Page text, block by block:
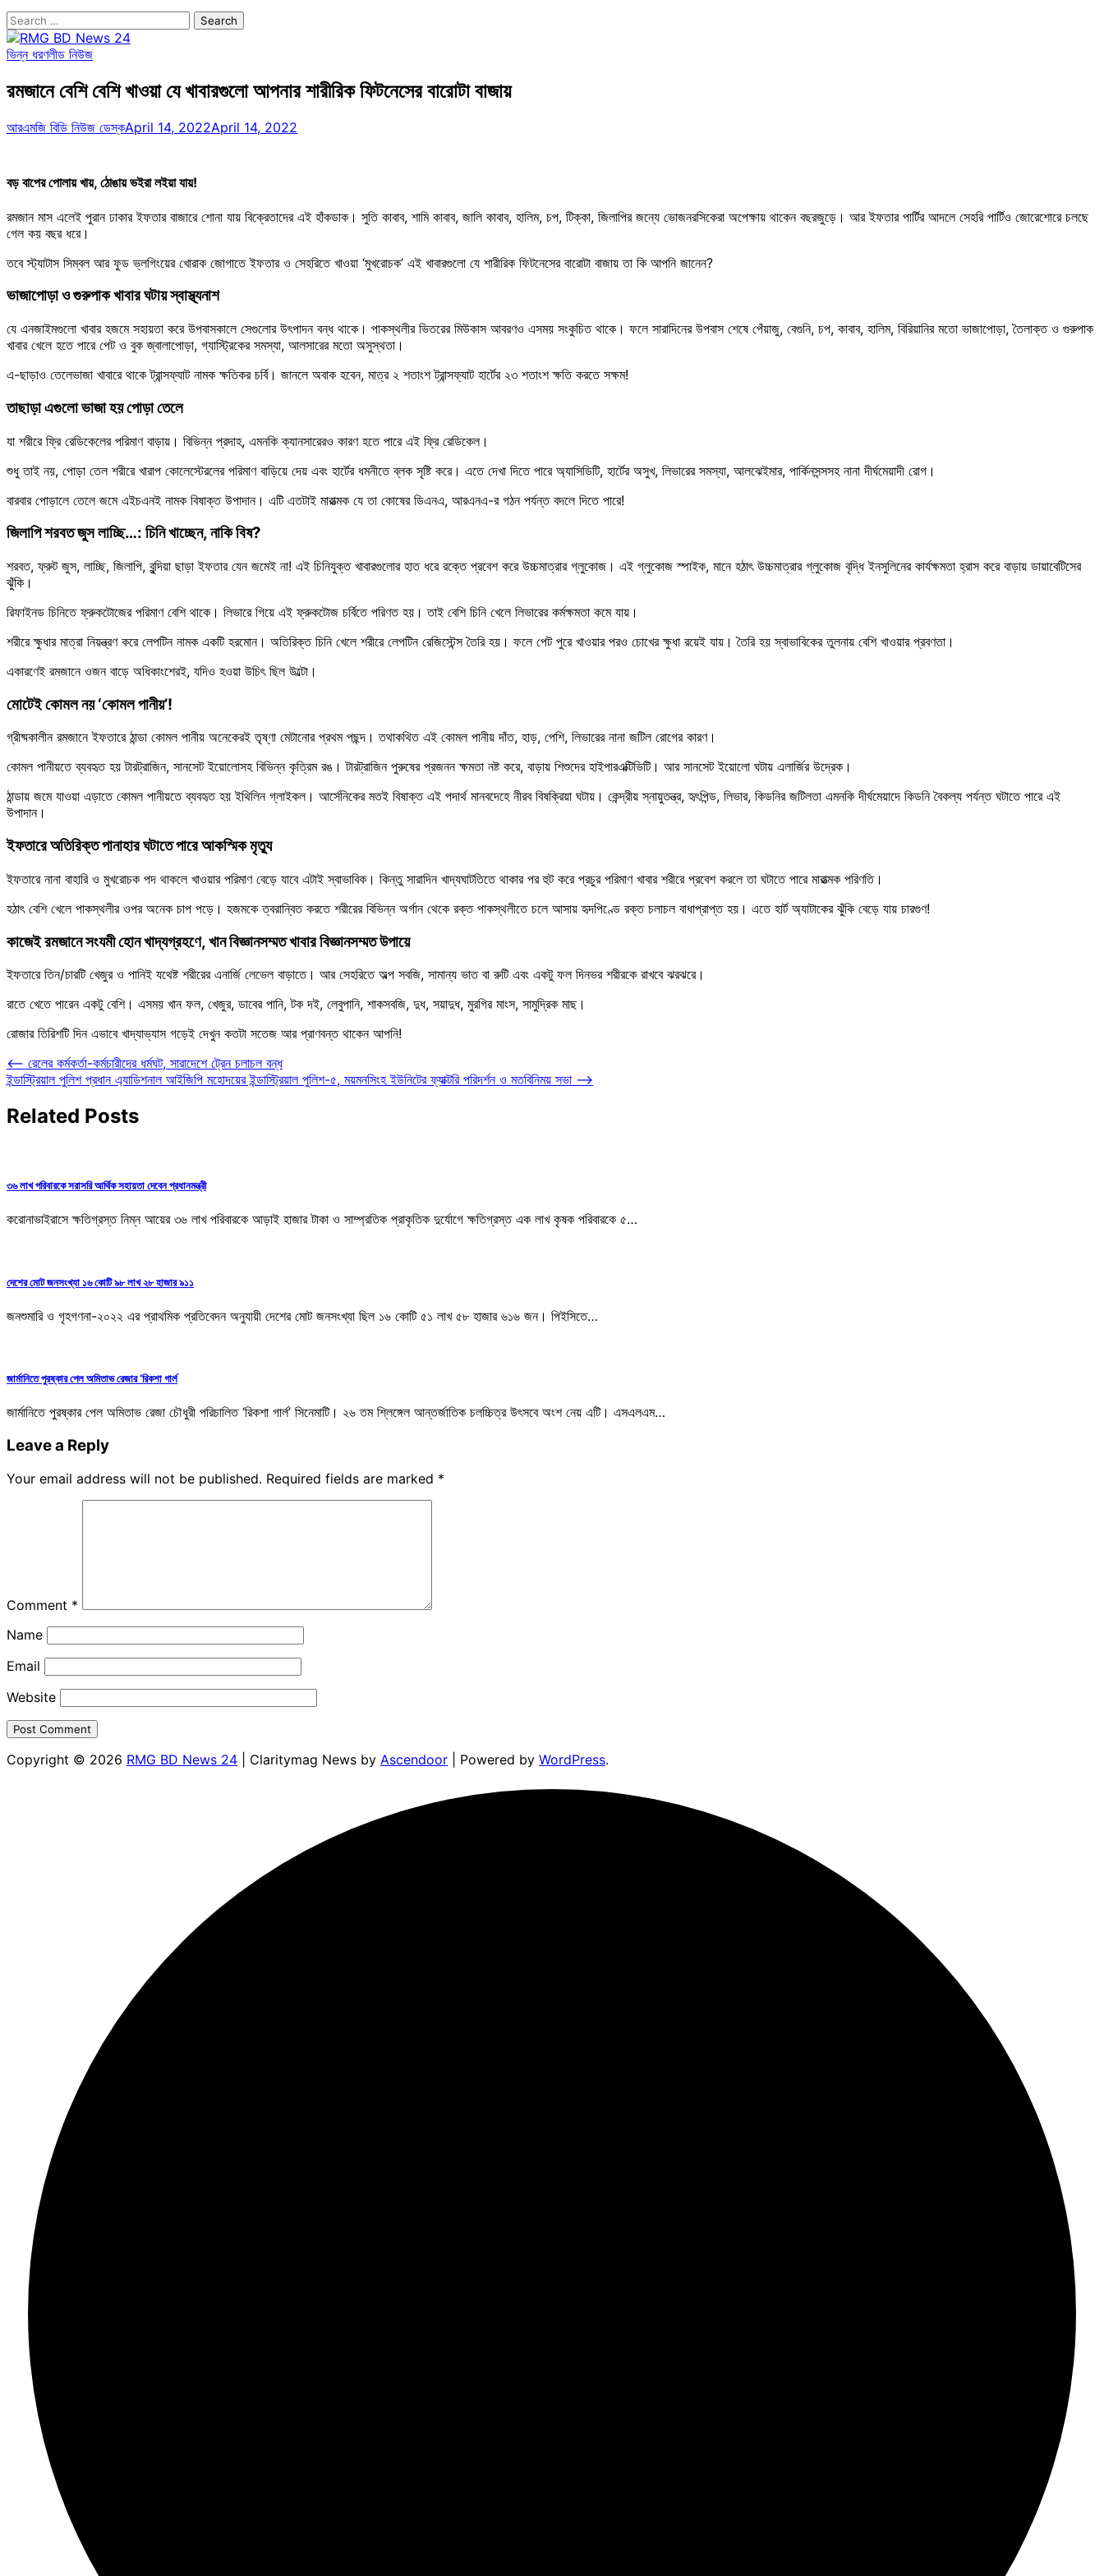
Search
for:
ভিন্ন ধরণলীড নিউজ
রমজানে বেশি বেশি খাওয়া যে খাবারগুলো আপনার শারীরিক ফিটনেসের বারোটা বাজায়
আরএমজি বিডি নিউজ ডেস্কApril 14, 2022April 14, 2022
বড় বাপের পোলায় খায়, ঠোঙায় ভইরা লইয়া যায়!
রমজান মাস এলেই পুরান ঢাকার ইফতার বাজারে শোনা যায় বিক্রেতাদের এই হাঁকডাক। সুতি কাবাব, শামি কাবাব, জালি কাবাব, হালিম, চপ, টিক্কা, জিলাপির জন্যে ভোজনরসিকেরা অপেক্ষায় থাকেন বছরজুড়ে। আর ইফতার পার্টির আদলে সেহরি পার্টিও জোরেশোরে চলছে
গেল কয় বছর ধরে।
তবে স্ট্যাটাস সিম্বল আর ফুড ভ্লগিংয়ের খোরাক জোগাতে ইফতার ও সেহরিতে খাওয়া ‘মুখরোচক’ এই খাবারগুলো যে শারীরিক ফিটনেসের বারোটা বাজায় তা কি আপনি জানেন?
ভাজাপোড়া ও গুরুপাক খাবার ঘটায় স্বাস্থ্যনাশ
যে এনজাইমগুলো খাবার হজমে সহায়তা করে উপবাসকালে সেগুলোর উৎপাদন বন্ধ থাকে। পাকস্থলীর ভিতরের মিউকাস আবরণও এসময় সংকুচিত থাকে। ফলে সারাদিনের উপবাস শেষে পেঁয়াজু, বেগুনি, চপ, কাবাব, হালিম, বিরিয়ানির মতো ভাজাপোড়া, তৈলাক্ত ও গুরুপাক
খাবার খেলে হতে পারে পেট ও বুক জ্বালাপোড়া, গ্যাস্ট্রিকের সমস্যা, আলসারের মতো অসুস্থতা।
এ-ছাড়াও তেলেভাজা খাবারে থাকে ট্রান্সফ্যাট নামক ক্ষতিকর চর্বি। জানলে অবাক হবেন, মাত্র ২ শতাংশ ট্রান্সফ্যাট হার্টের ২৩ শতাংশ ক্ষতি করতে সক্ষম!
তাছাড়া এগুলো ভাজা হয় পোড়া তেলে
যা শরীরে ফ্রি রেডিকেলের পরিমাণ বাড়ায়। বিভিন্ন প্রদাহ, এমনকি ক্যানসারেরও কারণ হতে পারে এই ফ্রি রেডিকেল।
শুধু তাই নয়, পোড়া তেল শরীরে খারাপ কোলেস্টেরলের পরিমাণ বাড়িয়ে দেয় এবং হার্টের ধমনীতে ব্লক সৃষ্টি করে। এতে দেখা দিতে পারে অ্যাসিডিটি, হার্টের অসুখ, লিভারের সমস্যা, আলঝেইমার, পার্কিনসন্সসহ নানা দীর্ঘমেয়াদী রোগ।
বারবার পোড়ালে তেলে জমে এইচএনই নামক বিষাক্ত উপাদান। এটি এতটাই মারাত্মক যে তা কোষের ডিএনএ, আরএনএ-র গঠন পর্যন্ত বদলে দিতে পারে!
জিলাপি শরবত জুস লাচ্ছি…: চিনি খাচ্ছেন, নাকি বিষ?
শরবত, ফ্রুট জুস, লাচ্ছি, জিলাপি, বুন্দিয়া ছাড়া ইফতার যেন জমেই না! এই চিনিযুক্ত খাবারগুলোর হাত ধরে রক্তে প্রবেশ করে উচ্চমাত্রার গ্লুকোজ। এই গ্লুকোজ স্পাইক, মানে হঠাৎ উচ্চমাত্রার গ্লুকোজ বৃদ্ধি ইনসুলিনের কার্যক্ষমতা হ্রাস করে বাড়ায় ডায়াবেটিসের
ঝুঁকি।
রিফাইনড চিনিতে ফ্রুকটোজের পরিমাণ বেশি থাকে। লিভারে গিয়ে এই ফ্রুকটোজ চর্বিতে পরিণত হয়। তাই বেশি চিনি খেলে লিভারের কর্মক্ষমতা কমে যায়।
শরীরে ক্ষুধার মাত্রা নিয়ন্ত্রণ করে লেপটিন নামক একটি হরমোন। অতিরিক্ত চিনি খেলে শরীরে লেপটিন রেজিস্টেন্স তৈরি হয়। ফলে পেট পুরে খাওয়ার পরও চোখের ক্ষুধা রয়েই যায়। তৈরি হয় স্বাভাবিকের তুলনায় বেশি খাওয়ার প্রবণতা।
একারণেই রমজানে ওজন বাড়ে অধিকাংশেরই, যদিও হওয়া উচিৎ ছিল উল্টো।
মোটেই কোমল নয় ‘কোমল পানীয়’!
গ্রীষ্মকালীন রমজানে ইফতারে ঠান্ডা কোমল পানীয় অনেকেরই তৃষ্ণা মেটানোর প্রথম পছন্দ। তথাকথিত এই কোমল পানীয় দাঁত, হাড়, পেশি, লিভারের নানা জটিল রোগের কারণ।
কোমল পানীয়তে ব্যবহৃত হয় টারট্রাজিন, সানসেট ইয়োলোসহ বিভিন্ন কৃত্রিম রঙ। টারট্রাজিন পুরুষের প্রজনন ক্ষমতা নষ্ট করে, বাড়ায় শিশুদের হাইপারএক্টিভিটি। আর সানসেট ইয়োলো ঘটায় এলার্জির উদ্রেক।
ঠান্ডায় জমে যাওয়া এড়াতে কোমল পানীয়তে ব্যবহৃত হয় ইথিলিন গ্লাইকল। আর্সেনিকের মতই বিষাক্ত এই পদার্থ মানবদেহে নীরব বিষক্রিয়া ঘটায়। কেন্দ্রীয় স্নায়ুতন্ত্র, হৃৎপিন্ড, লিভার, কিডনির জটিলতা এমনকি দীর্ঘমেয়াদে কিডনি বৈকল্য পর্যন্ত ঘটাতে পারে এই
উপাদান।
ইফতারে অতিরিক্ত পানাহার ঘটাতে পারে আকস্মিক মৃত্যু
ইফতারে নানা বাহারি ও মুখরোচক পদ থাকলে খাওয়ার পরিমাণ বেড়ে যাবে এটাই স্বাভাবিক। কিন্তু সারাদিন খাদ্যঘাটতিতে থাকার পর হুট করে প্রচুর পরিমাণ খাবার শরীরে প্রবেশ করলে তা ঘটাতে পারে মারাত্মক পরিণতি।
হঠাৎ বেশি খেলে পাকস্থলীর ওপর অনেক চাপ পড়ে। হজমকে ত্বরান্বিত করতে শরীরের বিভিন্ন অর্গান থেকে রক্ত পাকস্থলীতে চলে আসায় হৃদপিণ্ডে রক্ত চলাচল বাধাপ্রাপ্ত হয়। এতে হার্ট অ্যাটাকের ঝুঁকি বেড়ে যায় চারগুণ!
কাজেই রমজানে সংযমী হোন খাদ্যগ্রহণে, খান বিজ্ঞানসম্মত খাবার বিজ্ঞানসম্মত উপায়ে
ইফতারে তিন/চারটি খেজুর ও পানিই যথেষ্ট শরীরের এনার্জি লেভেল বাড়াতে। আর সেহরিতে অল্প সবজি, সামান্য ভাত বা রুটি এবং একটু ফল দিনভর শরীরকে রাখবে ঝরঝরে।
রাতে খেতে পারেন একটু বেশি। এসময় খান ফল, খেজুর, ডাবের পানি, টক দই, লেবুপানি, শাকসবজি, দুধ, সয়াদুধ, মুরগির মাংস, সামুদ্রিক মাছ।
রোজার তিরিশটি দিন এভাবে খাদ্যাভ্যাস গড়েই দেখুন কতটা সতেজ আর প্রাণবন্ত থাকেন আপনি!
Post
navigation
⟵ রেলের কর্মকর্তা-কর্মচারীদের ধর্মঘট, সারাদেশে ট্রেন চলাচল বন্ধ
ইন্ডাস্ট্রিয়াল পুলিশ প্রধান এ্যাডিশনাল আইজিপি মহোদয়ের ইন্ডাস্ট্রিয়াল পুলিশ-৫, ময়মনসিংহ ইউনিটের ফ্যাক্টরি পরিদর্শন ও মতবিনিময় সভা ⟶
Related Posts
৩৬ লাখ পরিবারকে সরাসরি আর্থিক সহায়তা দেবেন প্রধানমন্ত্রী
করোনাভাইরাসে ক্ষতিগ্রস্ত নিম্ন আয়ের ৩৬ লাখ পরিবারকে আড়াই হাজার টাকা ও সাম্প্রতিক প্রাকৃতিক দুর্যোগে ক্ষতিগ্রস্ত এক লাখ কৃষক পরিবারকে ৫…
দেশের মোট জনসংখ্যা ১৬ কোটি ৯৮ লাখ ২৮ হাজার ৯১১
জনশুমারি ও গৃহগণনা-২০২২ এর প্রাথমিক প্রতিবেদন অনুযায়ী দেশের মোট জনসংখ্যা ছিল ১৬ কোটি ৫১ লাখ ৫৮ হাজার ৬১৬ জন। পিইসিতে…
জার্মানিতে পুরষ্কার পেল অমিতাভ রেজার ‘রিকশা গার্ল
জার্মানিতে পুরষ্কার পেল অমিতাভ রেজা চৌধুরী পরিচালিত ‘রিকশা গার্ল’ সিনেমাটি। ২৬ তম শ্লিঙ্গেল আন্তর্জাতিক চলচ্চিত্র উৎসবে অংশ নেয় এটি। এসএলএম…
Leave a Reply
Your email address will not be published. Required fields are marked *
Comment *
Name
Email
Website
Copyright © 2026 RMG BD News 24 | Claritymag News by Ascendoor | Powered by WordPress.